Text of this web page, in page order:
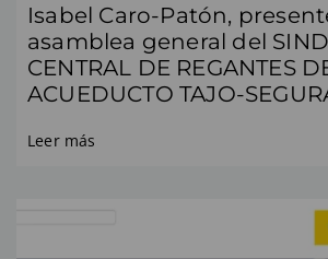
Isabel Caro-Patón,
asamblea general del
CENTRAL DE REGANTES
ACUEDUCTO TAJO-
Leer más